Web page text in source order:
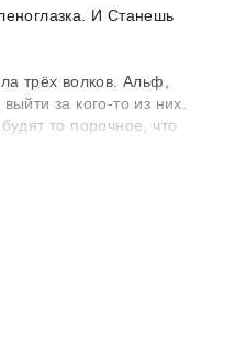
И Станешь
трёх волков. Альф,
за кого-то из них.
то порочное, что